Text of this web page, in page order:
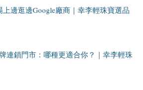
邊逛邊Google廠商｜幸李輕珠寶選品
連鎖門市：哪種更適合你？｜幸李輕珠